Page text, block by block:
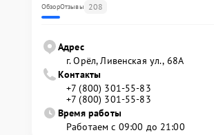
ОбзорОтзывы 208
Адрес
г. Орёл, Ливенская ул., 68А
Контакты
+7 (800) 301-55-83
+7 (800) 301-55-83
Время работы
Работаем с 09:00 до 21:00